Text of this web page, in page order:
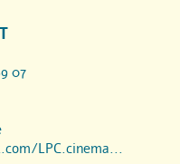
07
LPC.cinema...